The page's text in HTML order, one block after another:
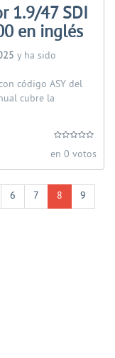
1.9/47 SDI
en inglés
y ha sido
código ASY del
cubre la
en 0 votos
6 7 8
9